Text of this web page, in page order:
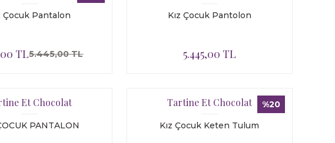
Çocuk Pantalon
TL5.445,00 TL
Kız Çocuk Pantolon
5.445,00 TL
Et Chocolat
PANTALON
%20
Tartine Et Chocolat
Kız Çocuk Keten Tulum